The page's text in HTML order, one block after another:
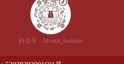
抖音号：Moutai_lnstitute